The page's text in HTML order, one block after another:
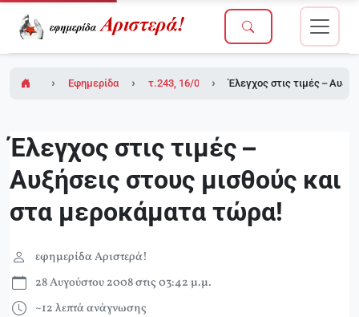
Εφημερίδα Αριστερά!τ.243, 16/05/2008Έλεγχος στις τιμές –
Έλεγχος στις τιμές –
Αυξήσεις στους μισθούς και
στα μεροκάματα τώρα!
εφημερίδα Αριστερά!
28 Αυγούστου 2008 στις 03:42 μ.μ.
~12 λεπτά ανάγνωσης